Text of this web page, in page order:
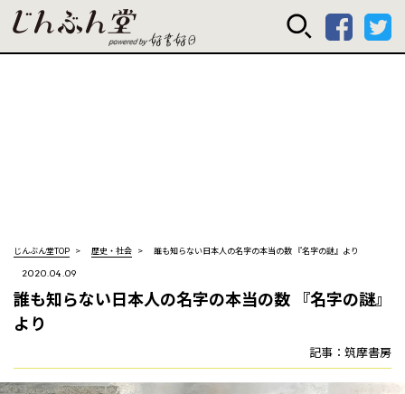
じんぶん堂
じんぶん堂TOP 歴史・社会 誰も知らない日本人の名字の本当の数 『名字の謎』より
2020.04.09
誰も知らない日本人の名字の本当の数 『名字の謎』
より
記事：筑摩書房